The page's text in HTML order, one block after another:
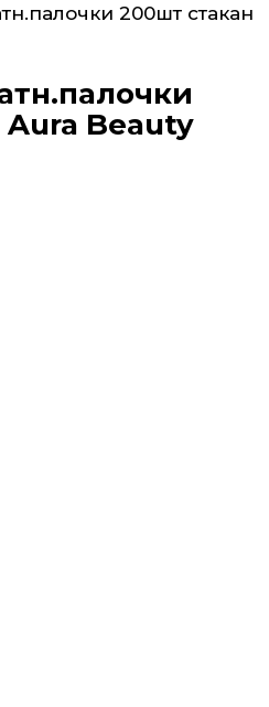
200шт стакан
Beauty